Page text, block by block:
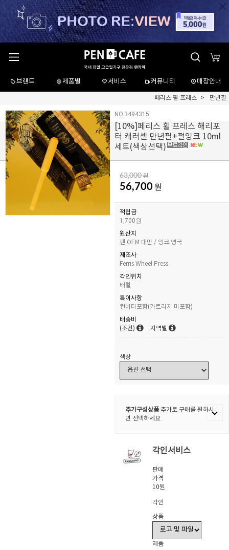
브랜드 제품별 서비스 커뮤니티 매장안내
페리스 휠 프레스 만년필
NO.3494315
[10%]페리스 휠 프레스 해리포
터 캐러셀 만년필+펄잉크 10ml
세트(색상선택)
63,000 원
56,700 원
적립금
1,700원
원산지
펜 OEM 대만 / 잉크 영국
제조사
Ferris Wheel Press
각인위치
배럴
특이사항
컨버터포함(카트리지 미포함)
배송비
(조건)
지역별
색상
추가구성상품추가로 구매를 원하시
면 선택하세요
각인서비스
판매
가격
10원
각인
상품
제품